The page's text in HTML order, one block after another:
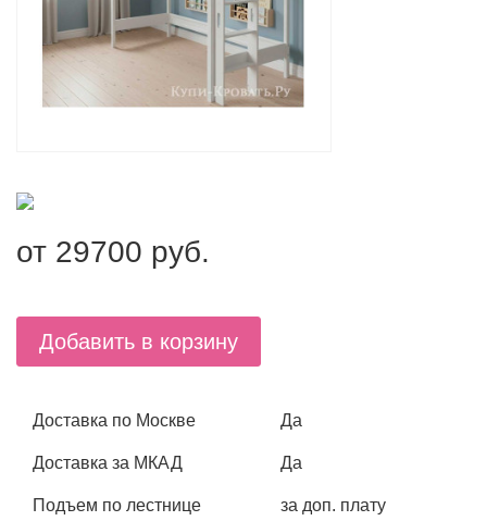
от 29700 руб.
Добавить в корзину
Доставка по Москве Да
Доставка за МКАД Да
Подъем по лестнице за доп. плату